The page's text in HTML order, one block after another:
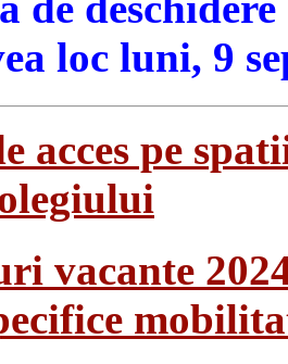
loc luni, 9
acces pe
vacante